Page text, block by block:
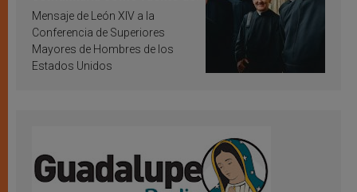
inspiración y santificación
Mensaje de León XIV a la
Conferencia de Superiores
Mayores de Hombres de los
Estados Unidos